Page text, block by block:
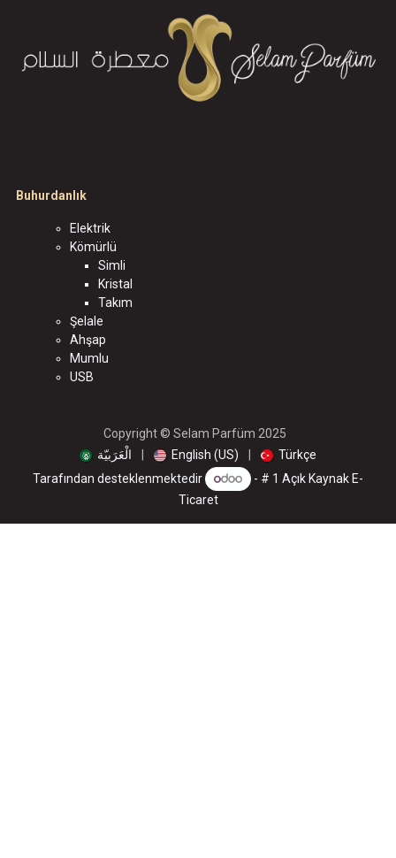
Buhurdanlık
Elektrik
Kömürlü
Simli
Kristal
Takım
Şelale
Ahşap
Mumlu
USB
Copyright © Selam Parfüm 2025
الْعَرَبيّة
English (US)
Türkçe
Tarafından desteklenmektedir
- # 1 Açık Kaynak E-
Ticaret